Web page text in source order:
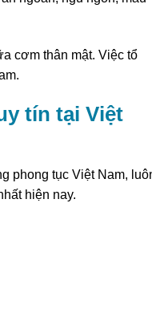
cơm thân mật. Việc tổ
tín tại Việt
phong tục Việt Nam,
hiện nay.